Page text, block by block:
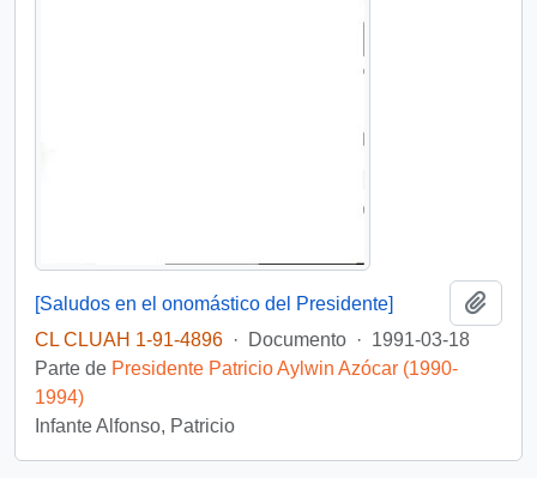
[Saludos en el onomástico del Presidente]
CL CLUAH 1-91-4896 · Documento · 1991-03-18
Parte de Presidente Patricio Aylwin Azócar (1990-
1994)
Infante Alfonso, Patricio